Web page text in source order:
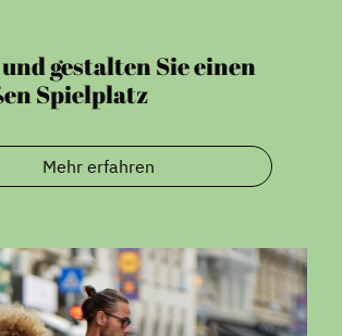
gestalten Sie einen
Spielplatz
Mehr erfahren